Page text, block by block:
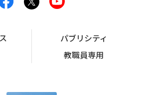
パブリシティ
教職員専用